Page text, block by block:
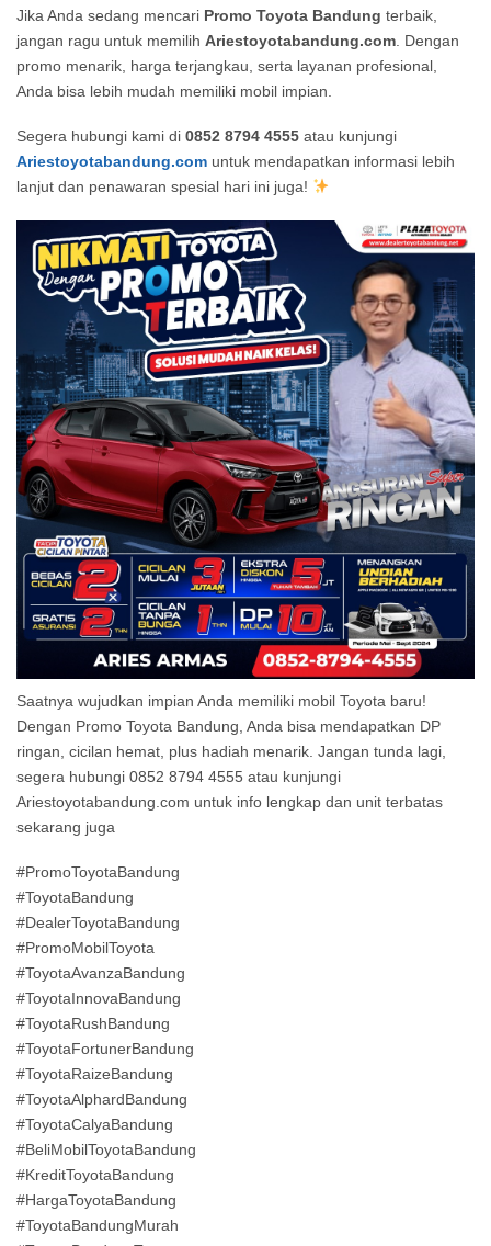
Jika Anda sedang mencari Promo Toyota Bandung terbaik,
jangan ragu untuk memilih Ariestoyotabandung.com . Dengan
promo menarik, harga terjangkau, serta layanan profesional,
Anda bisa lebih mudah memiliki mobil impian.
Segera hubungi kami di 0852 8794 4555 atau kunjungi
Ariestoyotabandung.com untuk mendapatkan informasi lebih
lanjut dan penawaran spesial hari ini juga!
Saatnya wujudkan impian Anda memiliki mobil Toyota baru!
Dengan Promo Toyota Bandung, Anda bisa mendapatkan DP
ringan, cicilan hemat, plus hadiah menarik. Jangan tunda lagi,
segera hubungi 0852 8794 4555 atau kunjungi
Ariestoyotabandung.com untuk info lengkap dan unit terbatas
sekarang juga
#PromoToyotaBandung
#ToyotaBandung
#DealerToyotaBandung
#PromoMobilToyota
#ToyotaAvanzaBandung
#ToyotaInnovaBandung
#ToyotaRushBandung
#ToyotaFortunerBandung
#ToyotaRaizeBandung
#ToyotaAlphardBandung
#ToyotaCalyaBandung
#BeliMobilToyotaBandung
#KreditToyotaBandung
#HargaToyotaBandung
#ToyotaBandungMurah